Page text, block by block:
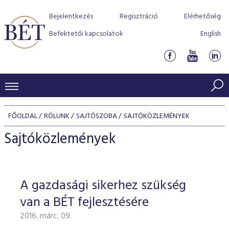
Bejelentkezés Regisztráció
Elérhetőség
Befektetői kapcsolatok
English
KERESKEDÉSI ADATOK
INDEXEK
Jelzáloglevél indexek
Vállalati kötvény indexek
Azonnali Piac
Részvények
Származékos piac
BEFEKTETŐK
Részvény szekció
Hitelpapír szekció
BÉT szabályzatok
Befektetővédelem
Alkalmazott díjstruktúra
Elszámolás
Részvény és vállalati kötvény tőzsdei bevezetését
program
BÉT Xtend - Részvénypiac egyszerűen
TŐZSDETAGOK
Tőzsdetagok, üzletkötők
VENDOROK
FŐOLDAL RÓLUNK SAJTÓSZOBA SAJTÓKÖZLEMÉNYEK
Sajtóközlemények
A gazdasági sikerhez szükség
van a BÉT fejlesztésére
2016. márc. 09.